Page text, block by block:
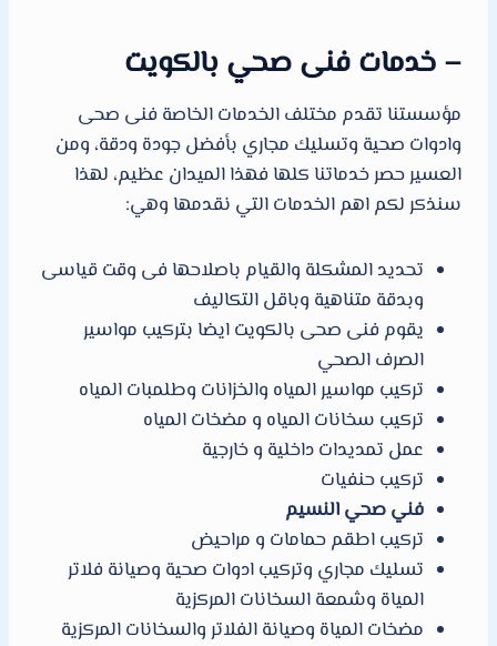
– خدمات فنى صحي بالكويت
مؤسستنا تقدم مختلف الخدمات الخاصة فنى صحى
وادوات صحية وتسليك مجاري بأفضل جودة ودقة، ومن
العسير حصر خدماتنا كلها فهذا الميدان عظيم، لهذا
سنذكر لكم اهم الخدمات التي نقدمها وهي:
تحديد المشكلة والقيام باصلاحها فى وقت قياسى
وبدقة متناهية وباقل التكاليف
يقوم فنى صحى بالكويت ايضا بتركيب مواسير
الصرف الصحي
تركيب مواسير المياه والخزانات وطلمبات المياه
تركيب سخانات المياه و مضخات المياه
عمل تمديدات داخلية و خارجية
تركيب حنفيات
فني صحي النسيم
تركيب اطقم حمامات و مراحيض
تسليك مجاري وتركيب ادوات صحية وصيانة فلاتر
المياة وشمعة السخانات المركزية
مضخات المياة وصيانة الفلاتر والسخانات المركزية